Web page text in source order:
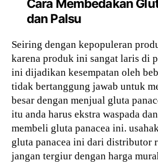
Cara Membedakan
dan Palsu
Seiring dengan kepopuleran
karena produk ini sangat laris di
ini dijadikan kesempatan oleh
tidak bertanggung jawab untuk
besar dengan menjual gluta
itu anda harus ekstra waspada
membeli gluta panacea ini.
gluta panacea ini dari distributor
jangan tergiur dengan harga